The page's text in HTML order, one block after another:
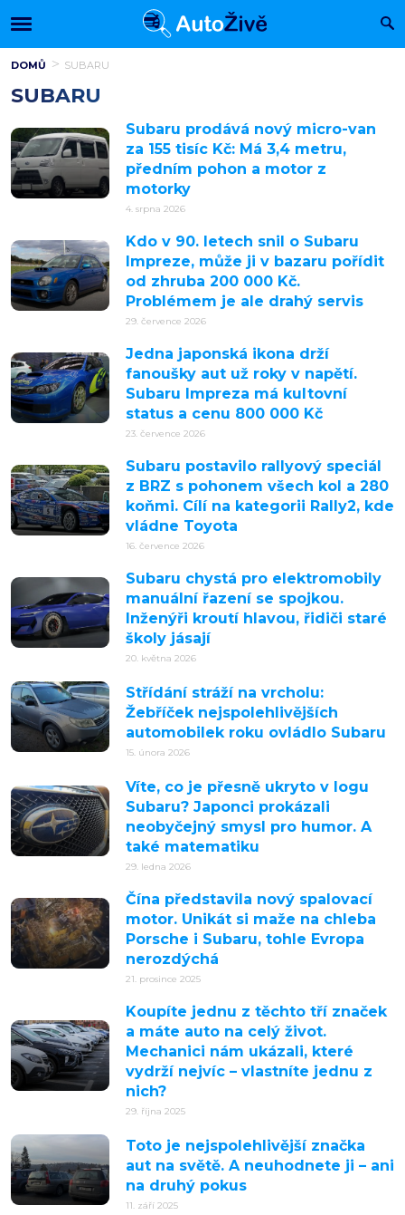
DOMŮ SUBARU
SUBARU
Subaru prodává nový micro-van
za 155 tisíc Kč: Má 3,4 metru,
předním pohon a motor z
motorky
4. srpna 2026
Kdo v 90. letech snil o Subaru
Impreze, může ji v bazaru pořídit
od zhruba 200 000 Kč.
Problémem je ale drahý servis
29. července 2026
Jedna japonská ikona drží
fanoušky aut už roky v napětí.
Subaru Impreza má kultovní
status a cenu 800 000 Kč
23. července 2026
Subaru postavilo rallyový speciál
z BRZ s pohonem všech kol a 280
koňmi. Cílí na kategorii Rally2, kde
vládne Toyota
16. července 2026
Subaru chystá pro elektromobily
manuální řazení se spojkou.
Inženýři kroutí hlavou, řidiči staré
školy jásají
20. května 2026
Střídání stráží na vrcholu:
Žebříček nejspolehlivějších
automobilek roku ovládlo Subaru
15. února 2026
Víte, co je přesně ukryto v logu
Subaru? Japonci prokázali
neobyčejný smysl pro humor. A
také matematiku
29. ledna 2026
Čína představila nový spalovací
motor. Unikát si maže na chleba
Porsche i Subaru, tohle Evropa
nerozdýchá
21. prosince 2025
Koupíte jednu z těchto tří značek
a máte auto na celý život.
Mechanici nám ukázali, které
vydrží nejvíc – vlastníte jednu z
nich?
29. října 2025
Toto je nejspolehlivější značka
aut na světě. A neuhodnete ji – ani
na druhý pokus
11. září 2025